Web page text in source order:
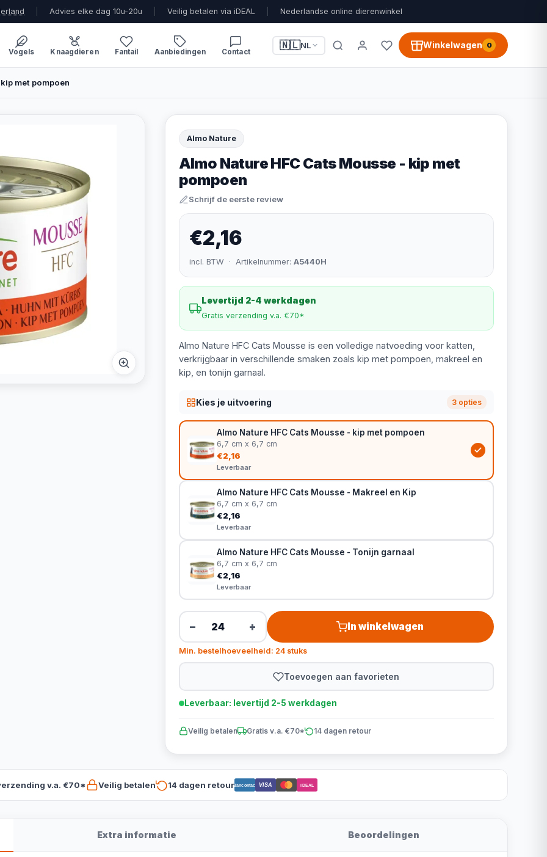
Advies elke dag 10u-20u Veilig betalen via iDEAL Nederlandse online dierenwinkel
Vogels Knaagdieren Fantail Aanbiedingen Contact
🇳🇱NL Winkelwagen 0
met pompoen
Almo Nature
Almo Nature HFC Cats Mousse - kip met
pompoen
Schrijf de eerste review
€2,16
incl. BTW · Artikelnummer: A5440H
Levertijd 2-4 werkdagen
Gratis verzending v.a. €70*
Almo Nature HFC Cats Mousse is een volledige natvoeding voor katten,
verkrijgbaar in verschillende smaken zoals kip met pompoen, makreel en
kip, en tonijn garnaal.
Kies je uitvoering 3 opties
Almo Nature HFC Cats Mousse - kip met pompoen
6,7 cm x 6,7 cm
€2,16
Leverbaar
Almo Nature HFC Cats Mousse - Makreel en Kip
6,7 cm x 6,7 cm
€2,16
Leverbaar
Almo Nature HFC Cats Mousse - Tonijn garnaal
6,7 cm x 6,7 cm
€2,16
Leverbaar
− + In winkelwagen
Min. bestelhoeveelheid: 24 stuks
Toevoegen aan favorieten
Leverbaar: levertijd 2-5 werkdagen
Veilig betalen Gratis v.a. €70* 14 dagen retour
v.a. €70* Veilig betalen 14 dagen retourBancontact VISA iDEAL
Extra informatie Beoordelingen